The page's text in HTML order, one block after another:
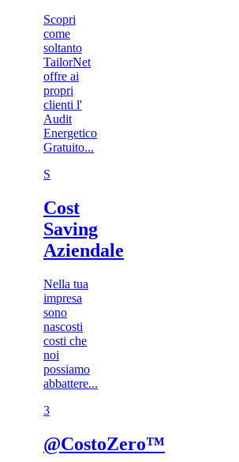
Vediamo il cliente come un meccanismo
Ecco perchè, dalla nostra esperienza,
specializzandoci in una vasta gamma di
Scoprili adesso
Maggiori Informazioni...
Scopri
come
soltanto
TailorNet
offre ai
propri
clienti l'
Audit
Energetico
Gratuito...
S
Cost
Saving
Aziendale
Nella tua
impresa
sono
nascosti
costi che
noi
possiamo
abbattere...
3​
@CostoZero™